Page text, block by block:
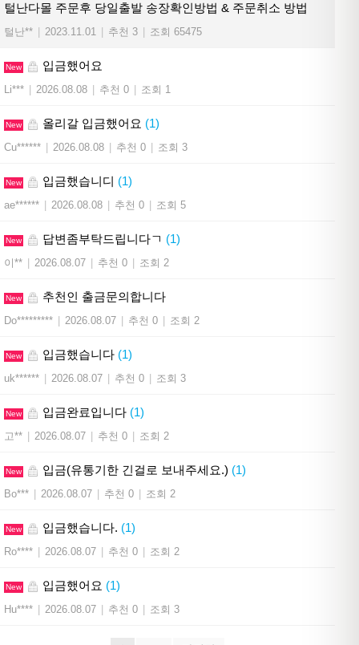
털난다몰 주문후 당일출발 송장확인방법 & 주문취소 방법
털난** 2023.11.01 추천 3 조회 65475
New 입금했어요
Li*** 2026.08.08 추천 0 조회 1
New 올리갈 입금했어요 (1)
Cu****** 2026.08.08 추천 0 조회 3
New 입금했습니디 (1)
ae****** 2026.08.08 추천 0 조회 5
New 답변좀부탁드립니다ㄱ (1)
이** 2026.08.07 추천 0 조회 2
New 추천인 출금문의합니다
Do********* 2026.08.07 추천 0 조회 2
New 입금했습니다 (1)
uk****** 2026.08.07 추천 0 조회 3
New 입금완료입니다 (1)
고** 2026.08.07 추천 0 조회 2
New 입금(유통기한 긴걸로 보내주세요.) (1)
Bo*** 2026.08.07 추천 0 조회 2
New 입금했습니다. (1)
Ro**** 2026.08.07 추천 0 조회 2
New 입금했어요 (1)
Hu**** 2026.08.07 추천 0 조회 3